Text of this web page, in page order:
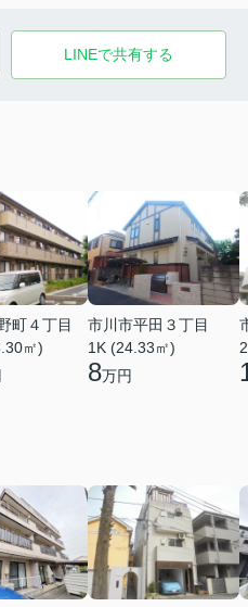
LINEで共有する
町４丁目
㎡)
市川市平田３丁目
1K (24.33㎡)
8万円